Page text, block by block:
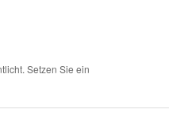
Setzen Sie ein